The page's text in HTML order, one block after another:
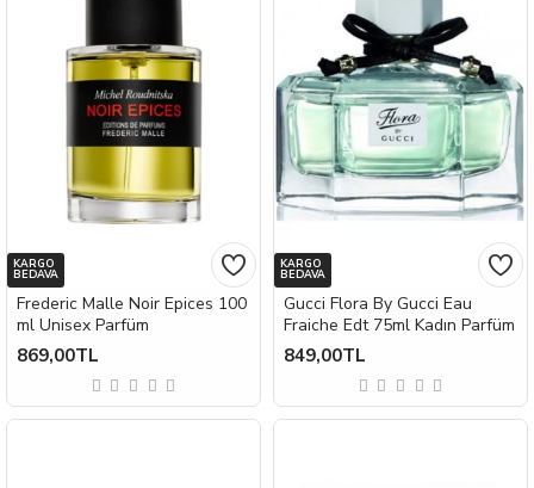
KARGO
BEDAVA
Frederic Malle Noir Epices 100
ml Unisex Parfüm
869,00TL
KARGO
BEDAVA
Gucci Flora By Gucci Eau
Fraiche Edt 75ml Kadın Parfüm
849,00TL